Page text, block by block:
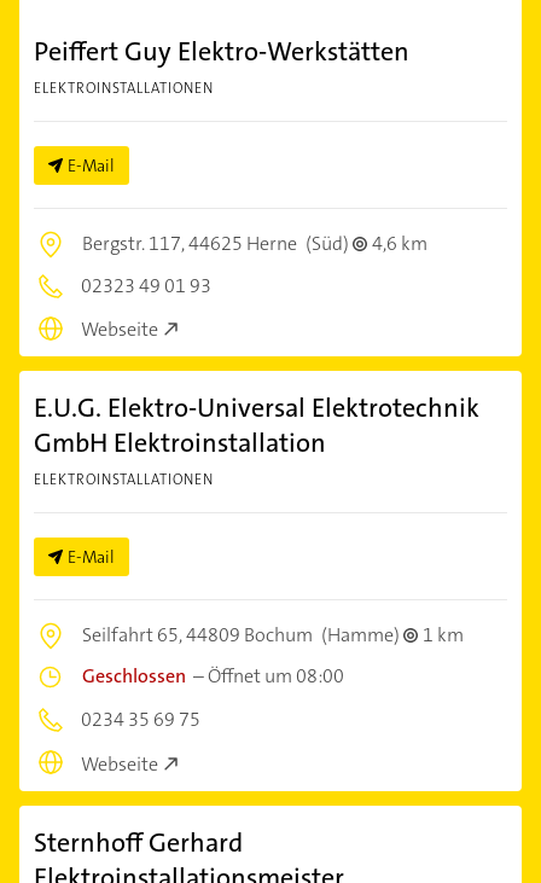
Peiffert Guy Elektro-Werkstätten
ELEKTROINSTALLATIONEN
E-Mail
Bergstr. 117,44625 Herne (Süd)
4,6 km
02323 49 01 93
Webseite
E.U.G. Elektro-Universal Elektrotechnik
GmbH Elektroinstallation
ELEKTROINSTALLATIONEN
E-Mail
Seilfahrt 65,44809 Bochum (Hamme)
1 km
Geschlossen –Öffnet um 08:00
0234 35 69 75
Webseite
Sternhoff Gerhard